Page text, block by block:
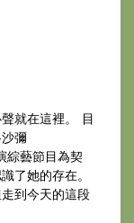
就在這裡。 目
彌
綜藝節目為契
了她的存在。
到今天的這段